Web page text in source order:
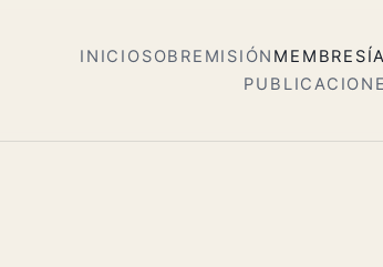
INICIOSOBRE MISIÓN MEMBRESÍA